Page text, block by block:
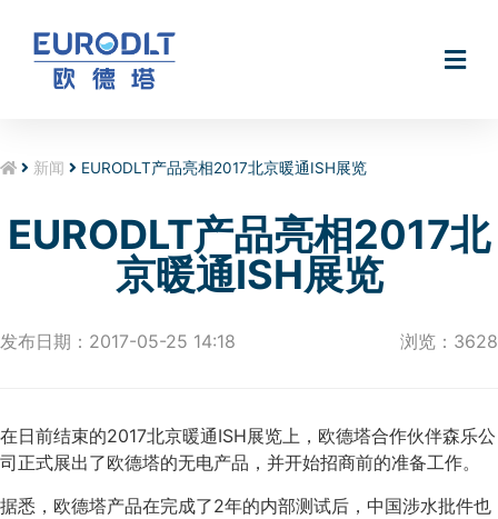
新闻 EURODLT产品亮相2017北京暖通ISH展览
EURODLT产品亮相2017北
京暖通ISH展览
发布日期：2017-05-25 14:18 浏览：3628
在日前结束的2017北京暖通ISH展览上，欧德塔合作伙伴森乐公
司正式展出了欧德塔的无电产品，并开始招商前的准备工作。
据悉，欧德塔产品在完成了2年的内部测试后，中国涉水批件也